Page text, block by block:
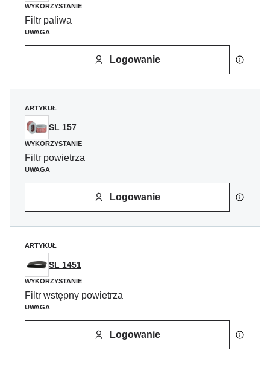
WYKORZYSTANIE
Filtr paliwa
UWAGA
Logowanie
ARTYKUŁ
SL 157
WYKORZYSTANIE
Filtr powietrza
UWAGA
Logowanie
ARTYKUŁ
SL 1451
WYKORZYSTANIE
Filtr wstępny powietrza
UWAGA
Logowanie